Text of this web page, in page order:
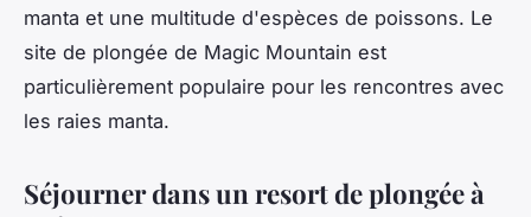
manta et une multitude d'espèces de poissons. Le
site de plongée de Magic Mountain est
particulièrement populaire pour les rencontres avec
les raies manta.
Séjourner dans un resort de plongée à